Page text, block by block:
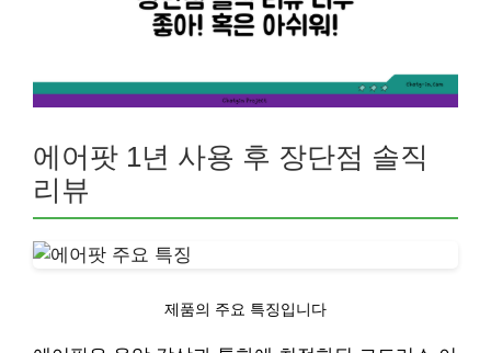
에어팟 1년 사용 후 장단점 솔직
리뷰
제품의 주요 특징입니다